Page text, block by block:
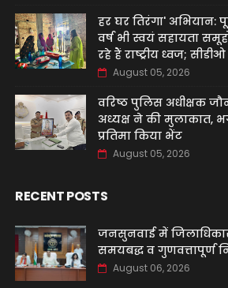
हर घर तिरंगा' अभियान:
वर्ष भी स्वयं सहायता
रहे हैं राष्ट्रीय ध्वज;
August 05, 2026
वरिष्ठ पुलिस अधीक्षक
अध्यक्ष ने की मुलाकात,
प्रतिमा किया भेंट
August 05, 2026
RECENT POSTS
जनसुनवाई में
समयबद्ध व गुणवत्तापूर्ण
August 06, 2026